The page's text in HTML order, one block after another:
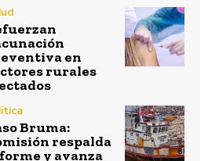
en
rurales
Bruma:
respalda
y avanza